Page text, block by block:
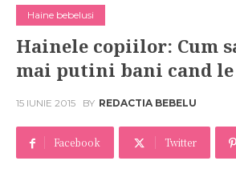
Haine bebelusi
Hainele copiilor: Cum
mai putini bani cand
15 IUNIE 2015 BY REDACTIA BEBELU
Facebook Twitter